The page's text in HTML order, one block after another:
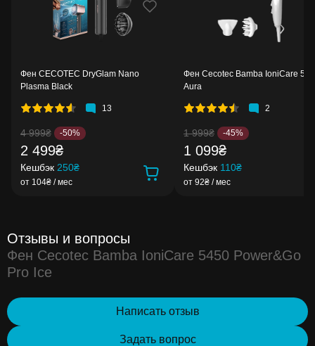
Фен CECOTEC DryGlam Nano
Plasma Black
13
4 999₴ -50%
2 499₴
Кешбэк 250₴
от 104₴ / мес
Фен Cecotec Bamba IoniCare
Aura
2
1 999₴ -45%
1 099₴
Кешбэк 110₴
от 92₴ / мес
Отзывы и вопросы
Фен Cecotec Bamba IoniCare 5450 Power&Go
Pro Ice
Написать отзыв
Задать вопрос